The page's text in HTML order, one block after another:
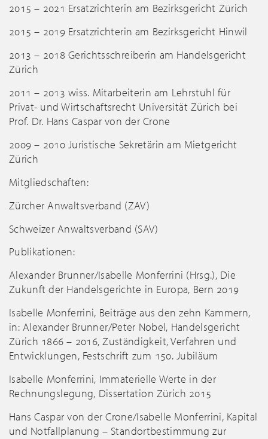
2015 – 2021 Ersatzrichterin am Bezirksgericht Zürich
2015 – 2019 Ersatzrichterin am Bezirksgericht Hinwil
2013 – 2018 Gerichtsschreiberin am Handelsgericht
Zürich
2011 – 2013 wiss. Mitarbeiterin am Lehrstuhl für
Privat- und Wirtschaftsrecht Universität Zürich bei
Prof. Dr. Hans Caspar von der Crone
2009 – 2010 Juristische Sekretärin am Mietgericht
Zürich
Mitgliedschaften:
Zürcher Anwaltsverband (ZAV)
Schweizer Anwaltsverband (SAV)
Publikationen:
Alexander Brunner/Isabelle Monferrini (Hrsg.), Die
Zukunft der Handelsgerichte in Europa, Bern 2019
Isabelle Monferrini, Beiträge aus den zehn Kammern,
in: Alexander Brunner/Peter Nobel, Handelsgericht
Zürich 1866 – 2016, Zuständigkeit, Verfahren und
Entwicklungen, Festschrift zum 150. Jubiläum
Isabelle Monferrini, Immaterielle Werte in der
Rechnungslegung, Dissertation Zürich 2015
Hans Caspar von der Crone/Isabelle Monferrini, Kapital
und Notfallplanung – Standortbestimmung zur